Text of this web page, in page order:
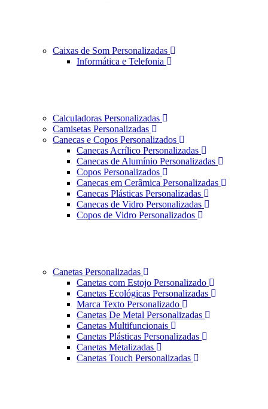
Caixas de Som Personalizadas
Informática e Telefonia
Calculadoras Personalizadas
Camisetas Personalizadas
Canecas e Copos Personalizados
Canecas Acrílico Personalizadas
Canecas de Alumínio Personalizadas
Copos Personalizados
Canecas em Cerâmica Personalizadas
Canecas Plásticas Personalizadas
Canecas de Vidro Personalizadas
Copos de Vidro Personalizados
Canetas Personalizadas
Canetas com Estojo Personalizado
Canetas Ecológicas Personalizadas
Marca Texto Personalizado
Canetas De Metal Personalizadas
Canetas Multifuncionais
Canetas Plásticas Personalizadas
Canetas Metalizadas
Canetas Touch Personalizadas